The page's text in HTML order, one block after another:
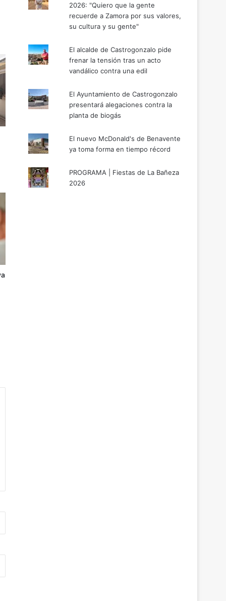
2026: "Quiero que la gente
recuerde a Zamora por sus valores,
su cultura y su gente"
El alcalde de Castrogonzalo pide
frenar la tensión tras un acto
vandálico contra una edil
El Ayuntamiento de Castrogonzalo
presentará alegaciones contra la
planta de biogás
El nuevo McDonald's de Benavente
ya toma forma en tiempo récord
PROGRAMA | Fiestas de La Bañeza
2026